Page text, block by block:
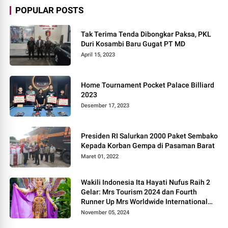
POPULAR POSTS
Tak Terima Tenda Dibongkar Paksa, PKL
Duri Kosambi Baru Gugat PT MD
April 15, 2023
Home Tournament Pocket Palace Billiard
2023
Desember 17, 2023
Presiden RI Salurkan 2000 Paket Sembako
Kepada Korban Gempa di Pasaman Barat
Maret 01, 2022
Wakili Indonesia Ita Hayati Nufus Raih 2
Gelar: Mrs Tourism 2024 dan Fourth
Runner Up Mrs Worldwide International
2024, di Pemilihan Mrs Worldwide 2024
November 05, 2024